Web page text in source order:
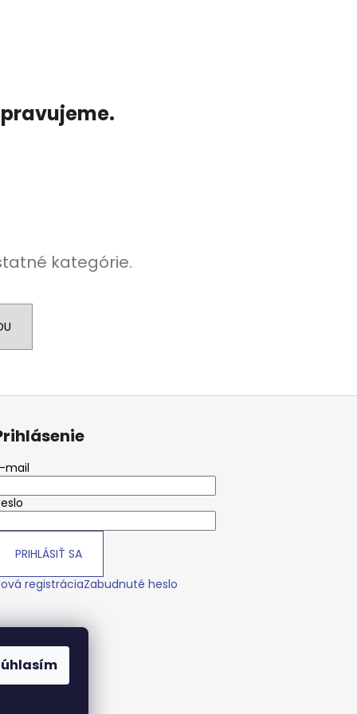
kategórie.
mail
PRIHLÁSIŤ SA
registráciaZabudnuté heslo